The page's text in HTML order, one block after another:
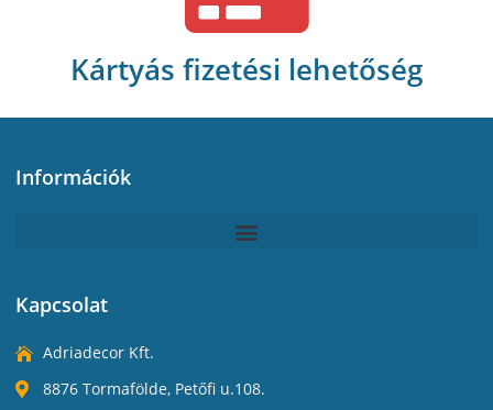
Kártyás fizetési lehetőség
Információk
Kapcsolat
Adriadecor Kft.
8876 Tormafölde, Petőfi u.108.